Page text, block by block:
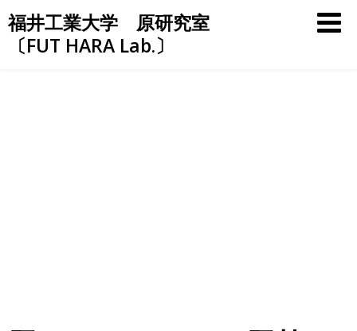
Skip
to
content
福井工業大学 原研究室
〔FUT HARA Lab.〕